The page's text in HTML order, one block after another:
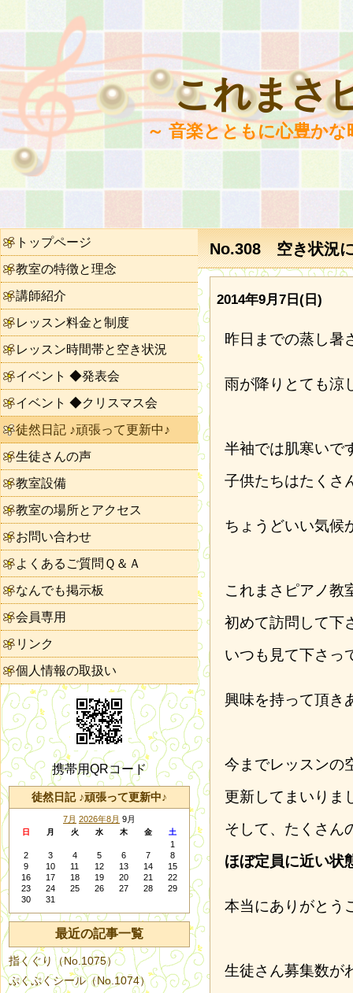
これまさ
～ 音楽とともに心豊か
No.308 空き状況
2014年9月7日(日)
昨日までの蒸し暑
雨が降りとても涼
半袖では肌寒いで
子供たちはたくさ
ちょうどいい気候
これまさピアノ教
初めて訪問して下
いつも見て下さっ
興味を持って頂き
今までレッスンの
更新してまいりま
そして、たくさん
ほぼ定員に近い状
本当にありがとう
生徒さん募集数が
トップページ
教室の特徴と理念
講師紹介
レッスン料金と制度
レッスン時間帯と空き状況
イベント ◆発表会
イベント ◆クリスマス会
徒然日記 ♪頑張って更新中♪
生徒さんの声
教室設備
教室の場所とアクセス
お問い合わせ
よくあるご質問Ｑ＆Ａ
なんでも掲示板
会員専用
リンク
個人情報の取扱い
携帯用QRコード
徒然日記 ♪頑張って更新中♪
7月 2026年8月 9月
日 月 火 水 木 金 土
1
2
3 4 5 6 7
8
9
10 11 12 13 14
15
16
17 18 19 20 21
22
23
24 25 26 27 28
29
30
31
最近の記事一覧
指くぐり（No.1075）
ぷくぷくシール（No.1074）